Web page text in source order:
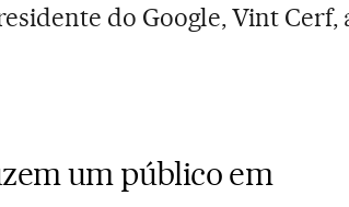
do Google, Vint Cerf,
um público em